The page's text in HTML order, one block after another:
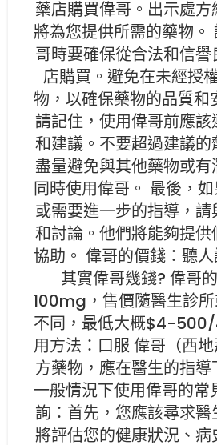
藥店購買偉哥。出示處
將為您提供所需的藥物。
哥時要確保從合法和信
店購買。避免在未經授
物，以確保藥物的品質和
請記住，使用偉哥前應
和建議。不要超過建議
盡量避免與其他藥物或
同時使用偉哥。 最後，
或需要進一步的指導，
和討論。他們將能夠提供
協助。 偉哥的價錢：聽
其實偉哥幾錢? 偉哥
100mg，售價隨醫生診
不同，最低大概$4-500/
用方法：口服 偉哥（西
方藥物，應在醫生的指
一般情況下使用偉哥的常
詢：首先，您應該尋求
將評估您的健康狀況、